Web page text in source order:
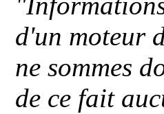
d'un moteur
ne sommes
de ce fait